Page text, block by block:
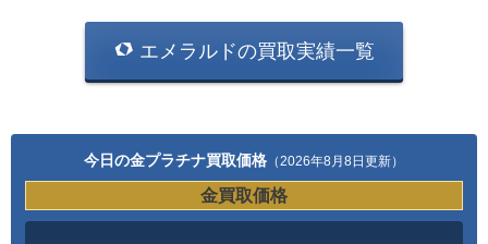
エメラルドの買取実績一覧
今日の金プラチナ買取価格 （2026年8月8日更新）
金買取価格